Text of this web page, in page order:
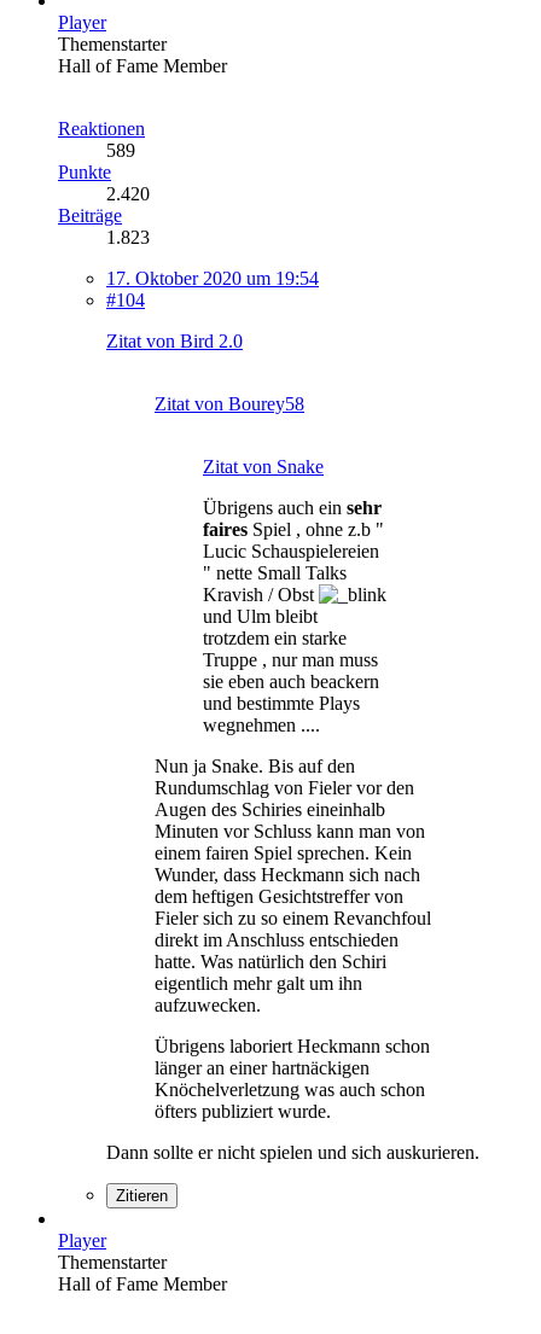
Player
Themenstarter
Hall of Fame Member
Reaktionen
589
Punkte
2.420
Beiträge
1.823
17. Oktober 2020 um 19:54
#104
Zitat von Bird 2.0
Zitat von Bourey58
Zitat von Snake
Übrigens auch ein sehr
faires Spiel , ohne z.b "
Lucic Schauspielereien
" nette Small Talks
Kravish / Obst
und Ulm bleibt
trotzdem ein starke
Truppe , nur man muss
sie eben auch beackern
und bestimmte Plays
wegnehmen ....
Nun ja Snake. Bis auf den
Rundumschlag von Fieler vor den
Augen des Schiries eineinhalb
Minuten vor Schluss kann man von
einem fairen Spiel sprechen. Kein
Wunder, dass Heckmann sich nach
dem heftigen Gesichtstreffer von
Fieler sich zu so einem Revanchfoul
direkt im Anschluss entschieden
hatte. Was natürlich den Schiri
eigentlich mehr galt um ihn
aufzuwecken.
Übrigens laboriert Heckmann schon
länger an einer hartnäckigen
Knöchelverletzung was auch schon
öfters publiziert wurde.
Dann sollte er nicht spielen und sich auskurieren.
Zitieren
Player
Themenstarter
Hall of Fame Member